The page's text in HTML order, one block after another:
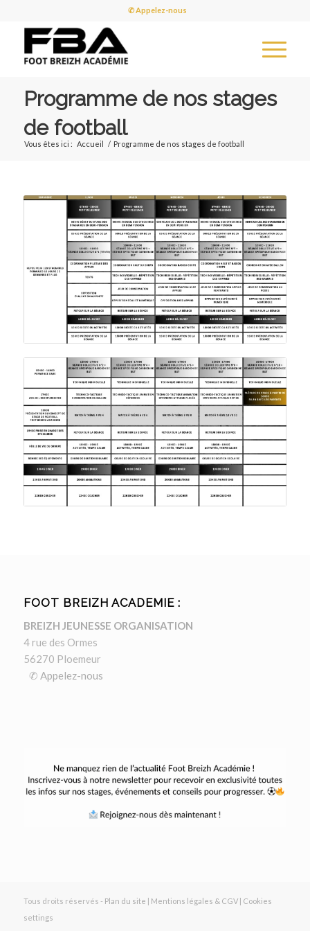
✆ Appelez-nous
Programme de nos stages
de football
Vous êtes ici : Accueil / Programme de nos stages de football
FOOT BREIZH ACADEMIE :
BREIZH JEUNESSE ORGANISATION
4 rue des Ormes
56270 Ploemeur
✆ Appelez-nous
Tous droits réservés - Plan du site Mentions légales & CGV|
Cookies
settings